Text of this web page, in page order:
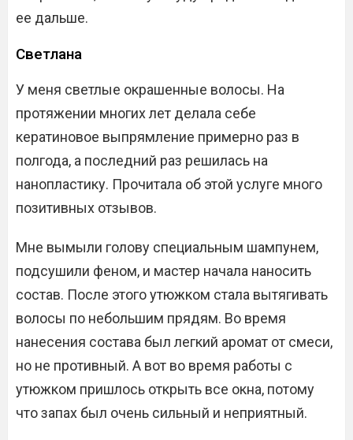
ее дальше.
Светлана
У меня светлые окрашенные волосы. На
протяжении многих лет делала себе
кератиновое выпрямление примерно раз в
полгода, а последний раз решилась на
нанопластику. Прочитала об этой услуге много
позитивных отзывов.
Мне вымыли голову специальным шампунем,
подсушили феном, и мастер начала наносить
состав. После этого утюжком стала вытягивать
волосы по небольшим прядям. Во время
нанесения состава был легкий аромат от смеси,
но не противный. А вот во время работы с
утюжком пришлось открыть все окна, потому
что запах был очень сильный и неприятный.